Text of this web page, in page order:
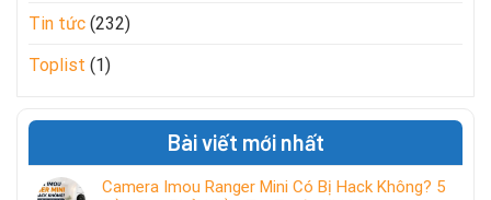
Tin tức (232)
Toplist (1)
Bài viết mới nhất
Camera Imou Ranger Mini Có Bị Hack Không? 5